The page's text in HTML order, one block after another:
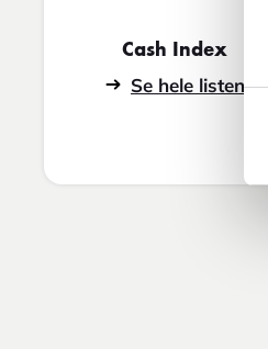
Cash Index
Se hele listen